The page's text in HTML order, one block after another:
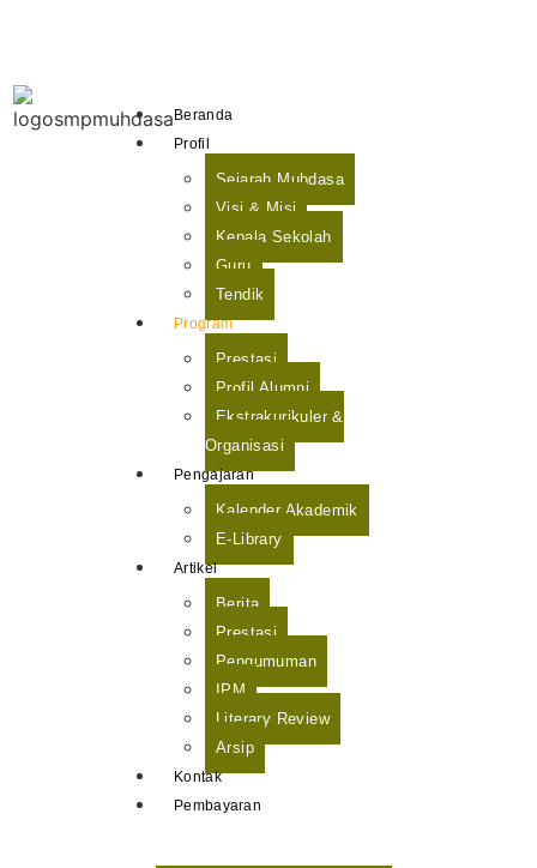
Beranda
Profil
Sejarah Muhdasa
Visi & Misi
Kepala Sekolah
Guru
Tendik
Program
Prestasi
Profil Alumni
Ekstrakurikuler &
Organisasi
Pengajaran
Kalender Akademik
E-Library
Artikel
Berita
Prestasi
Pengumuman
IPM
Literary Review
Arsip
Kontak
Pembayaran